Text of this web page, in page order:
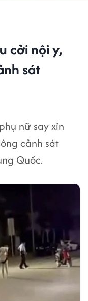
cởi nội y,
sát
nữ say xỉn
cảnh sát
Quốc.